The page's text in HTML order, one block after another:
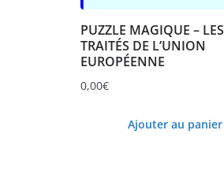
PUZZLE MAGIQUE – LES
TRAITÉS DE L’UNION
EUROPÉENNE
0,00€
Ajouter au panier